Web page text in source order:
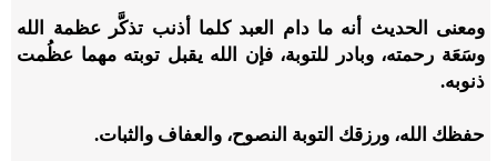
ومعنى الحديث أنه ما دام العبد كلما أذنب تذكَّر عظمة الله
وسَعَة رحمته، وبادر للتوبة، فإن الله يقبل توبته مهما عظُمت
ذنوبه.
حفظك الله، ورزقك التوبة النصوح، والعفاف والثبات.